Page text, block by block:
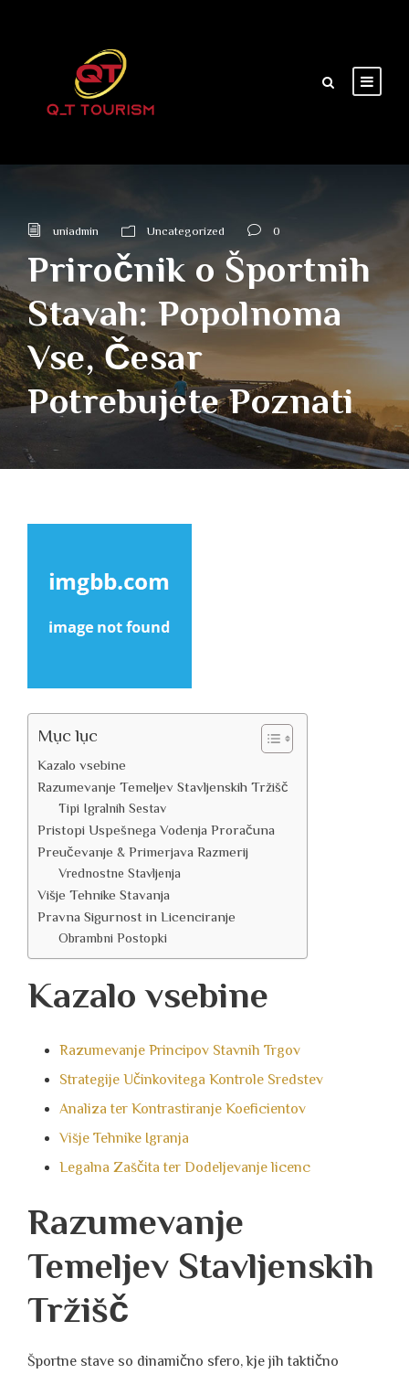
uniadmin Uncategorized 0
Priročnik o Športnih
Stavah: Popolnoma
Vse, Česar
Potrebujete Poznati
Mục lục
Kazalo vsebine
Razumevanje Temeljev Stavljenskih Tržišč
Tipi Igralnih Sestav
Pristopi Uspešnega Vodenja Proračuna
Preučevanje & Primerjava Razmerij
Vrednostne Stavljenja
Višje Tehnike Stavanja
Pravna Sigurnost in Licenciranje
Obrambni Postopki
Kazalo vsebine
Razumevanje Principov Stavnih Trgov
Strategije Učinkovitega Kontrole Sredstev
Analiza ter Kontrastiranje Koeficientov
Višje Tehnike Igranja
Legalna Zaščita ter Dodeljevanje licenc
Razumevanje
Temeljev Stavljenskih
Tržišč
Športne stave so dinamično sfero, kje jih taktično